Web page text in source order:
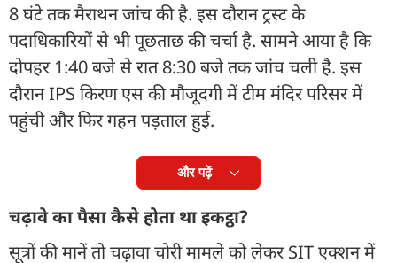
8 घंटे तक मैराथन जांच की है. इस दौरान ट्रस्ट के
पदाधिकारियों से भी पूछताछ की चर्चा है. सामने आया है कि
दोपहर 1:40 बजे से रात 8:30 बजे तक जांच चली है. इस
दौरान IPS किरण एस की मौजूदगी में टीम मंदिर परिसर में
पहुंची और फिर गहन पड़ताल हुई.
और पढ़ें
चढ़ावे का पैसा कैसे होता था इकट्ठा?
सूत्रों की मानें तो चढ़ावा चोरी मामले को लेकर SIT एक्शन में